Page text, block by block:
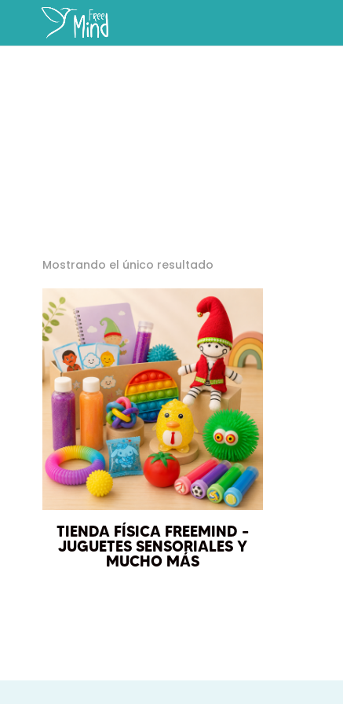
Mostrando el único resultado
TIENDA FÍSICA FREEMIND –
JUGUETES SENSORIALES Y
MUCHO MÁS